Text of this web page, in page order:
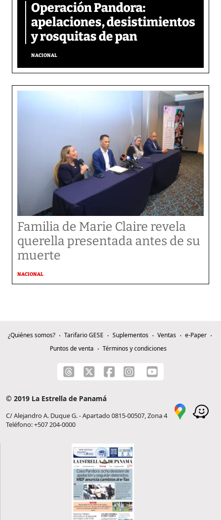
Operación Pandora:
apelaciones, desistimientos
y rosquitas de pan
NACIONAL
Familia de Marie Claire revela
querella presentada antes de su
muerte
NACIONAL
¿Quiénes somos? Tarifario GESE Suplementos Ventas
e-Paper
Puntos de venta
Términos y condiciones
© 2019 La Estrella de Panamá
C/ Alejandro A. Duque G. - Apartado 0815-00507, Zona 4
Teléfono: +507 204-0000